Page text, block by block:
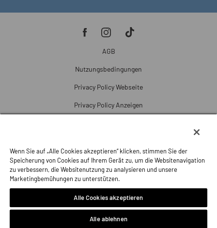
AGB
Nutzungsbedingungen
Privacy Policy Webseite
Privacy Policy Anzeigen
Beschwerde
Impressum
Wenn Sie auf „Alle Cookies akzeptieren“ klicken, stimmen Sie der
Speicherung von Cookies auf Ihrem Gerät zu, um die Websitenavigation
zu verbessern, die Websitenutzung zu analysieren und unsere
Marketingbemühungen zu unterstützen.
Alle Cookies akzeptieren
Alle ablehnen